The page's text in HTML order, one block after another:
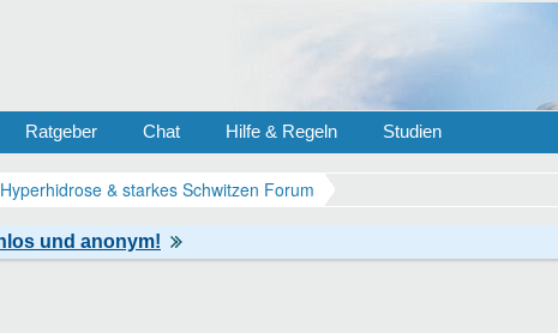
Ratgeber Chat Hilfe & Regeln Studien
Hyperhidrose & starkes Schwitzen Forum